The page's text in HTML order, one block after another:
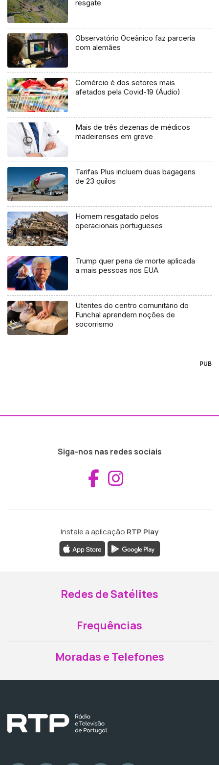
resgate
Observatório Oceânico faz parceria
com alemães
Comércio é dos setores mais
afetados pela Covid-19 (Áudio)
Mais de três dezenas de médicos
madeirenses em greve
Tarifas Plus incluem duas bagagens
de 23 quilos
Homem resgatado pelos
operacionais portugueses
Trump quer pena de morte aplicada
a mais pessoas nos EUA
Utentes do centro comunitário do
Funchal aprendem noções de
socorrismo
PUB
Siga-nos nas redes sociais
Aceder ao
Instale a aplicação RTP Play
Redes de Satélites
Frequências
Moradas e Telefones